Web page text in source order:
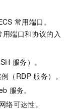
常用端口。
端口和协议的入
服务）。
（RDP 服务）。
服务。
络可达性。